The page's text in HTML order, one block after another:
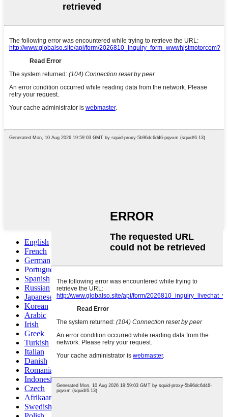
English
French
German
Portuguese
Spanish
Russian
Japanese
Korean
Arabic
Irish
Greek
Turkish
Italian
Danish
Romanian
Indonesian
Czech
Afrikaans
Swedish